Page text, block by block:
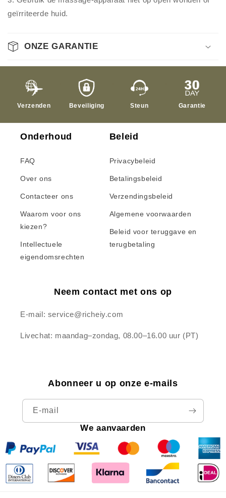
geïrriteerde huid.
ONZE GARANTIE
Verzenden Beveiliging Steun Garantie
Onderhoud
FAQ
Over ons
Contacteer ons
Waarom voor ons
kiezen?
Intellectuele
eigendomsrechten
Beleid
Privacybeleid
Betalingsbeleid
Verzendingsbeleid
Algemene voorwaarden
Beleid voor teruggave en
terugbetaling
Neem contact met ons op
E-mail: service@richeiy.com
Livechat: maandag–zondag, 08.00–16.00 uur (PT)
Abonneer u op onze e-mails
E‑mail
We aanvaarden